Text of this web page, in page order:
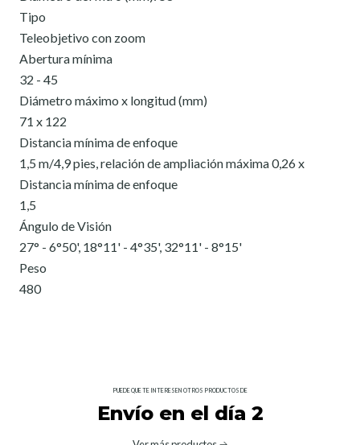
Tipo
Teleobjetivo con zoom
Abertura mínima
32 - 45
Diámetro máximo x longitud (mm)
71 x 122
Distancia mínima de enfoque
1,5 m/4,9 pies, relación de ampliación máxima 0,26 x
Distancia mínima de enfoque
1,5
Ángulo de Visión
27° - 6°50', 18°11' - 4°35', 32°11' - 8°15'
Peso
480
PUEDE QUE TE INTERESEN OTROS PRODUCTOS DE
Envío en el día 2